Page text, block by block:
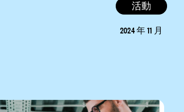
活動
2024 年 11 月